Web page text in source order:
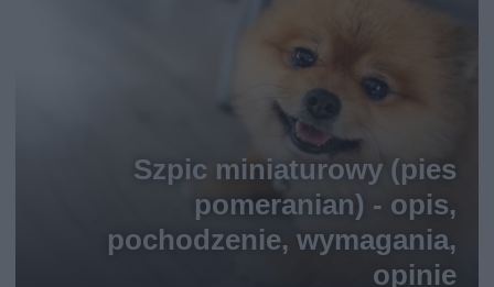
Szpic miniaturowy (pies
pomeranian) - opis,
pochodzenie, wymagania,
opinie